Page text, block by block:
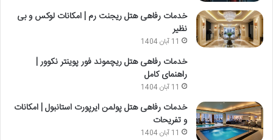
خدمات رفاهی هتل ریجنت رم | امکانات لوکس و بی
نظیر
11 آبان 1404
خدمات رفاهی هتل ریچموند فور پوینتر نکوور |
راهنمای کامل
11 آبان 1404
خدمات رفاهی هتل پولمن ایرپورت استانبول | امکانات
و تفریحات
11 آبان 1404